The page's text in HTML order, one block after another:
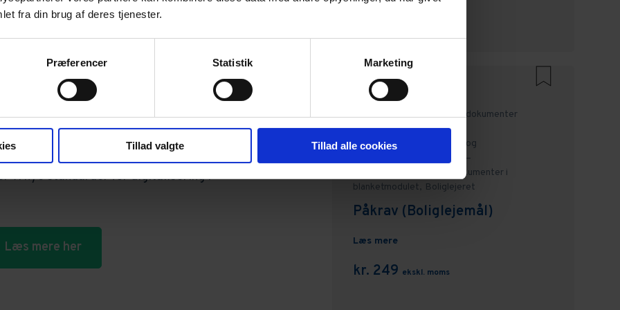
fra din brug af deres tjenester.
Præferencer Statistik Marketing
Tillad valgte Tillad alle cookies
og fleksible løsninger
du ubegrænset adgang til alle relevante
får 20% rabat på abonnementer. Vi tilbyder
og enterpriseløsninger der passer til din
vi nye standarder for digitalisering i
Læs mere her
kr. 249
Erhverv, Boliglejeret, Alle dokumenter
vedrørende boliglejeret,
Administration,
Opsigelse og
Blanketmodul –
Alle dokumenter i
blanketmodulet, Boliglejeret
Påkrav (Boliglejemål)
Læs mere
kr. 249 ekskl. moms